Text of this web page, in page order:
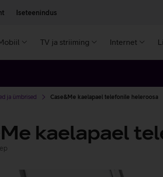
Iseteenindus
TV ja striiming Internet
ja ümbrised Case&Me kaelapael telefonile heleroosa
kaelapael